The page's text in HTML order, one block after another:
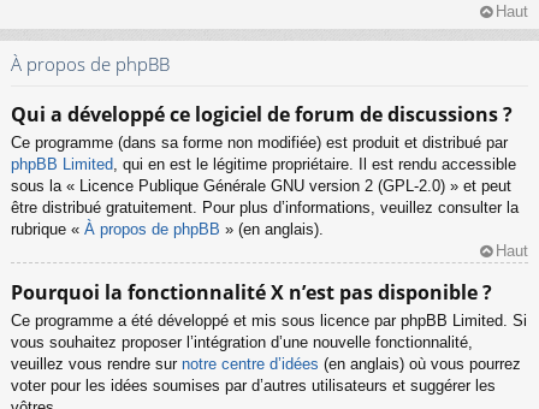
Haut
À propos de phpBB
Qui a développé ce logiciel de forum de discussions ?
Ce programme (dans sa forme non modifiée) est produit et distribué par
phpBB Limited, qui en est le légitime propriétaire. Il est rendu accessible
sous la « Licence Publique Générale GNU version 2 (GPL-2.0) » et peut
être distribué gratuitement. Pour plus d’informations, veuillez consulter la
rubrique « À propos de phpBB » (en anglais).
Haut
Pourquoi la fonctionnalité X n’est pas disponible ?
Ce programme a été développé et mis sous licence par phpBB Limited. Si
vous souhaitez proposer l’intégration d’une nouvelle fonctionnalité,
veuillez vous rendre sur notre centre d’idées (en anglais) où vous pourrez
voter pour les idées soumises par d’autres utilisateurs et suggérer les